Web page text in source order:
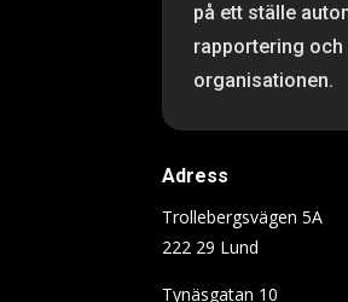
på ett ställe
rapportering
organisationen.
Adress
Trollebergsvägen 5A
222 29 Lund
Tynäsgatan 10